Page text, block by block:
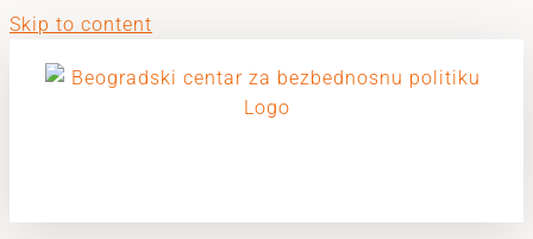
Skip to content